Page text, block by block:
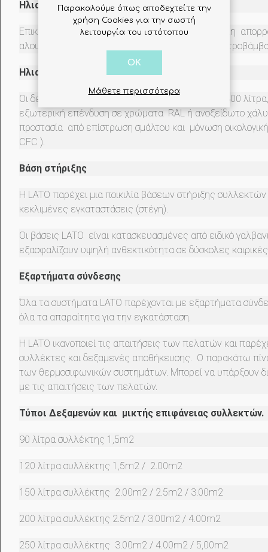
Ηλιακός συλλέκτης
Επικαλυμμένοs με τιτάνιο PVD (ΤΙΝΟΧ) για μεγάλη
αλουμίνιο και γυαλί LOW IRON με μόνωση από
Ηλιακή δεξαμενή αποθήκευσης
Οι δεξαμενές αποθήκευσης κυμαίνονται από 90-300
εξωτερική επένδυση σε χρώματα RAL ή ανοξείδωτο
προστασία από επίστρωση σμάλτου και μόνωση
CFC ).
Βάση στήριξης
Η LATO παρέχει μια ποικιλία βάσεων στήριξης
κεκλιμένες εγκαταστάσεις (στέγη).
Οι βάσεις LATO είναι κατασκευασμένες από ειδικό
εξασφαλίζουν υψηλή ανθεκτικότητα σε δύσκολες
Εξαρτήματα σύνδεσης
Όλα τα συστήματα LATO παρέχονται με εξαρτήματα
όλα τα απαραίτητα για την εγκατάσταση.
Η LATO ικανοποιεί τις απαιτήσεις των πελατών και
συλλέκτες και δεξαμενές αποθήκευσης. Ο παρακάτω
των θερμοσιφωνικών συστημάτων. Μπορεί να υπάρξουν
με τις απαιτήσεις των πελατών.
Τύποι Δεξαμενών και μικτής επιφάνειας συλλεκτών.
90 λίτρα συλλέκτης 1,5m2
120 λίτρα συλλέκτης 1,5m2 / 2.00m2
150 λίτρα συλλέκτης 2.00m2 / 2.5m2 / 3.00m2
200 λίτρα συλλέκτης 2.5m2 / 3.00m2 / 4.00m2
250 λίτρα συλλέκτης 3.00m2 / 4.00m2 / 5,00m2
Παρακαλούμε όπως αποδεχτείτε την
χρήση Cookies για την σωστή
λειτουργία του ιστότοπου
OK
Μάθετε περισσότερα